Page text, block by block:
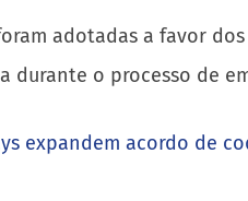
adotadas a favor
durante o processo de
expandem acordo de